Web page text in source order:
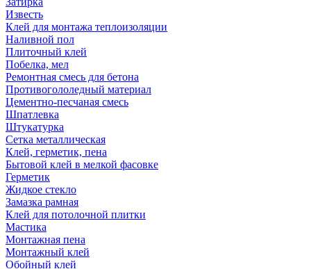
Известь
Клей для монтажа теплоизоляции
Наливной пол
Плиточный клей
Побелка, мел
Ремонтная смесь для бетона
Противогололедный материал
Цементно-песчаная смесь
Шпатлевка
Штукатурка
Сетка металлическая
Клей, герметик, пена
Бытовой клей в мелкой фасовке
Герметик
Жидкое стекло
Замазка рамная
Клей для потолочной плитки
Мастика
Монтажная пена
Монтажный клей
Обойный клей